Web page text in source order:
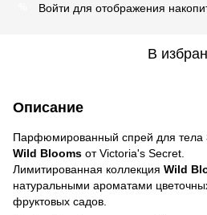
Войти для отображения
В
Описание
Парфюмированный спрей для тела
Wild Blooms от Victoria's Secret.
Лимитированная коллекция Wild
натуральными ароматами
фруктовых садов.